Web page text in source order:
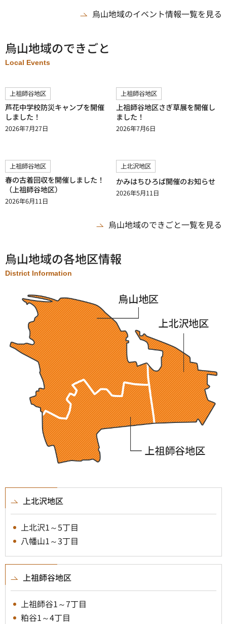
烏山地域のイベント情報一覧を見る
烏山地域のできごと
Local Events
上祖師谷地区
芦花中学校防災キャンプを開催
しました！
2026年7月27日
上祖師谷地区
上祖師谷地区さぎ草展を開催し
ました！
2026年7月6日
上祖師谷地区
春の古着回収を開催しました！
（上祖師谷地区）
2026年6月11日
上北沢地区
かみはちひろば開催のお知らせ
2026年5月11日
烏山地域のできごと一覧を見る
烏山地域の各地区情報
District Information
上北沢地区
上北沢1～5丁目
八幡山1～3丁目
上祖師谷地区
上祖師谷1～7丁目
粕谷1～4丁目